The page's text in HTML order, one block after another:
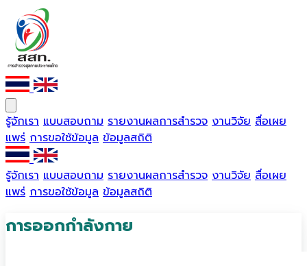
รู้จักเรา แบบสอบถาม รายงานผลการสำรวจ งานวิจัย สื่อเผย
แพร่ การขอใช้ข้อมูล ข้อมูลสถิติ
รู้จักเรา แบบสอบถาม รายงานผลการสำรวจ งานวิจัย สื่อเผย
แพร่ การขอใช้ข้อมูล ข้อมูลสถิติ
การออกกำลังกาย